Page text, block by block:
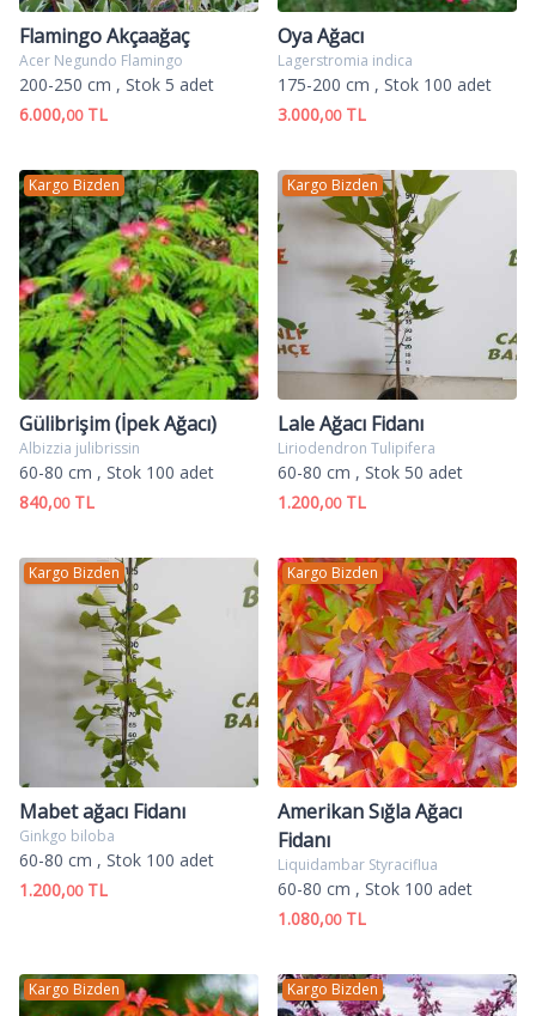
Flamingo Akçaağaç
Acer Negundo Flamingo
200-250 cm , Stok 5 adet
6.000,00TL
Oya Ağacı
Lagerstromia indica
175-200 cm , Stok 100 adet
3.000,00TL
Kargo Bizden
Gülibrişim (İpek Ağacı)
Albizzia julibrissin
60-80 cm , Stok 100 adet
840,00TL
Kargo Bizden
Lale Ağacı Fidanı
Liriodendron Tulipifera
60-80 cm , Stok 50 adet
1.200,00TL
Kargo Bizden
Mabet ağacı Fidanı
Ginkgo biloba
60-80 cm , Stok 100 adet
1.200,00TL
Kargo Bizden
Amerikan Sığla Ağacı
Fidanı
Liquidambar Styraciflua
60-80 cm , Stok 100 adet
1.080,00TL
Kargo Bizden Kargo Bizden